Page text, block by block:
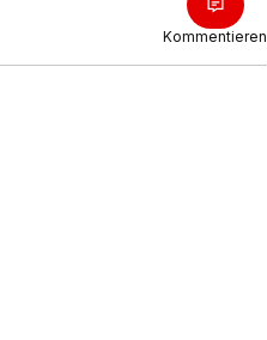
Kommentieren